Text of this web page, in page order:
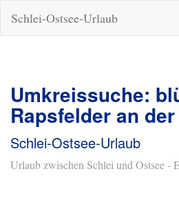
Schlei-Ostsee-Urlaub
Umkreissuche:
Rapsfelder an
Schlei-Ostsee-Urlaub
Urlaub zwischen Schlei und Ostsee -